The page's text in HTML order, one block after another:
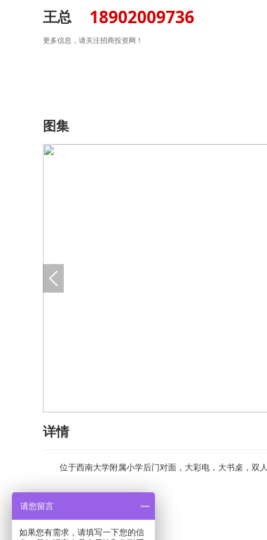
王总 18902009736
更多信息，请关注招商投资网！
图集
详情
位于西南大学附属小学后门对面，大彩电，大书桌，双人
请您留言
如果您有需求，请填写一下您的信